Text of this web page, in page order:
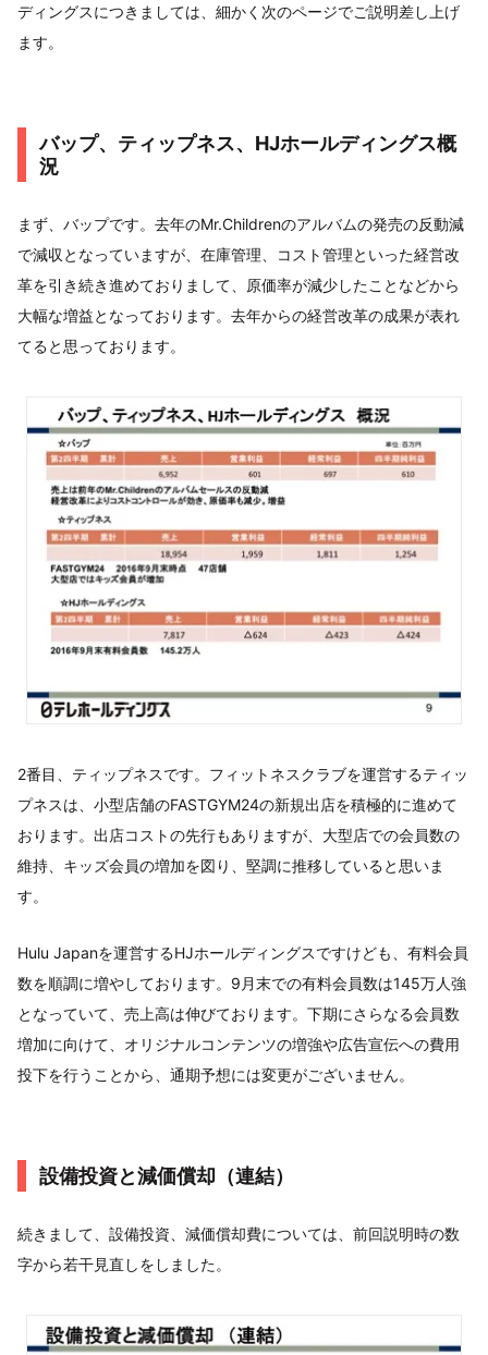
ディングスにつきましては、細かく次のページでご説明差し上げ
ます。
バップ、ティップネス、HJホールディングス概
況
まず、バップです。去年のMr.Childrenのアルバムの発売の反動減
で減収となっていますが、在庫管理、コスト管理といった経営改
革を引き続き進めておりまして、原価率が減少したことなどから
大幅な増益となっております。去年からの経営改革の成果が表れ
てると思っております。
2番目、ティップネスです。フィットネスクラブを運営するティッ
プネスは、小型店舗のFASTGYM24の新規出店を積極的に進めて
おります。出店コストの先行もありますが、大型店での会員数の
維持、キッズ会員の増加を図り、堅調に推移していると思いま
す。
Hulu Japanを運営するHJホールディングスですけども、有料会員
数を順調に増やしております。9月末での有料会員数は145万人強
となっていて、売上高は伸びております。下期にさらなる会員数
増加に向けて、オリジナルコンテンツの増強や広告宣伝への費用
投下を行うことから、通期予想には変更がございません。
設備投資と減価償却（連結）
続きまして、設備投資、減価償却費については、前回説明時の数
字から若干見直しをしました。